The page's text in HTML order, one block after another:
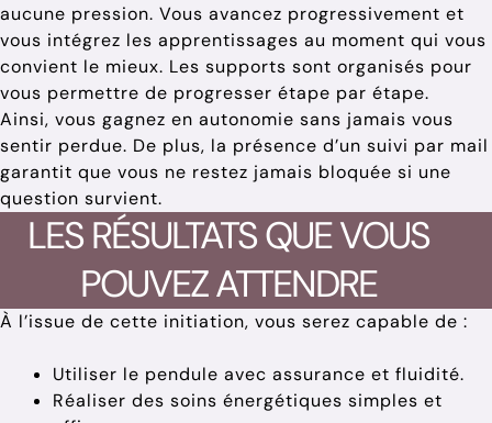
aucune pression. Vous avancez progressivement et
vous intégrez les apprentissages au moment qui vous
convient le mieux. Les supports sont organisés pour
vous permettre de progresser étape par étape.
Ainsi, vous gagnez en autonomie sans jamais vous
sentir perdue. De plus, la présence d’un suivi par mail
garantit que vous ne restez jamais bloquée si une
question survient.
LES RÉSULTATS QUE VOUS
POUVEZ ATTENDRE
À l’issue de cette initiation, vous serez capable de :
Utiliser le pendule avec assurance et fluidité.
Réaliser des soins énergétiques simples et